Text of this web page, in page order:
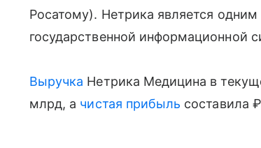
Росатому). Нетрика является
государственной информационной
Выручка Нетрика Медицина в
млрд, а чистая прибыль составила